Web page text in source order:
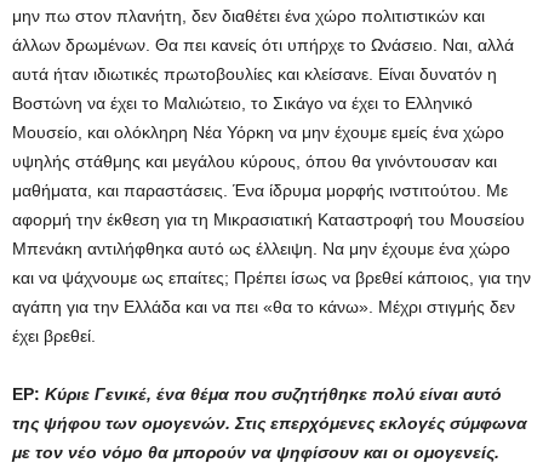
μην πω στον πλανήτη, δεν διαθέτει ένα χώρο πολιτιστικών και
άλλων δρωμένων. Θα πει κανείς ότι υπήρχε το Ωνάσειο. Ναι, αλλά
αυτά ήταν ιδιωτικές πρωτοβουλίες και κλείσανε. Είναι δυνατόν η
Βοστώνη να έχει το Μαλιώτειο, το Σικάγο να έχει το Ελληνικό
Μουσείο, και ολόκληρη Νέα Υόρκη να μην έχουμε εμείς ένα χώρο
υψηλής στάθμης και μεγάλου κύρους, όπου θα γινόντουσαν και
μαθήματα, και παραστάσεις. Ένα ίδρυμα μορφής ινστιτούτου. Με
αφορμή την έκθεση για τη Μικρασιατική Καταστροφή του Μουσείου
Μπενάκη αντιλήφθηκα αυτό ως έλλειψη. Να μην έχουμε ένα χώρο
και να ψάχνουμε ως επαίτες; Πρέπει ίσως να βρεθεί κάποιος, για την
αγάπη για την Ελλάδα και να πει «θα το κάνω». Μέχρι στιγμής δεν
έχει βρεθεί.
ΕΡ: Κύριε Γενικέ, ένα θέμα που συζητήθηκε πολύ είναι αυτό
της ψήφου των ομογενών. Στις επερχόμενες εκλογές σύμφωνα
με τον νέο νόμο θα μπορούν να ψηφίσουν και οι ομογενείς.